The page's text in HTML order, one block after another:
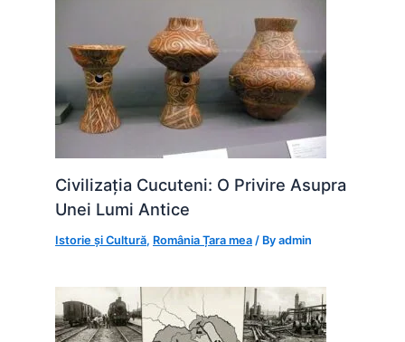
Civilizația Cucuteni: O Privire Asupra
Unei Lumi Antice
Istorie și Cultură, România Țara mea / Byadmin